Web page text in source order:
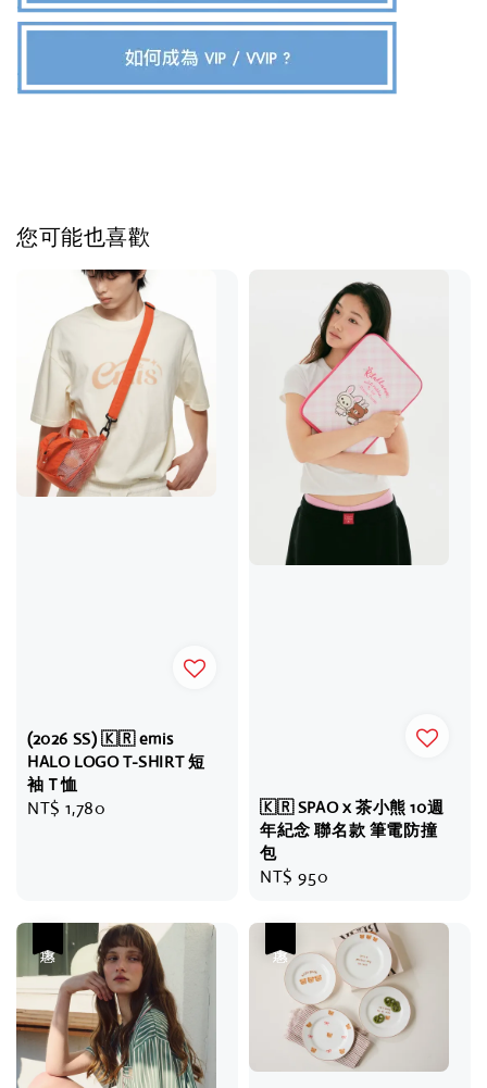
您可能也喜歡
(2026 SS) 🇰🇷 emis
HALO LOGO T-SHIRT 短
袖Ｔ恤
Regular
NT$ 1,780
🇰🇷 SPAO x 茶小熊 10週
年紀念 聯名款 筆電防撞
包
Regular
NT$ 950